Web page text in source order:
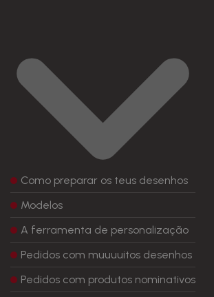
Como preparar os teus desenhos
Modelos
A ferramenta de personalização
Pedidos com muuuuitos desenhos
Pedidos com produtos nominativos